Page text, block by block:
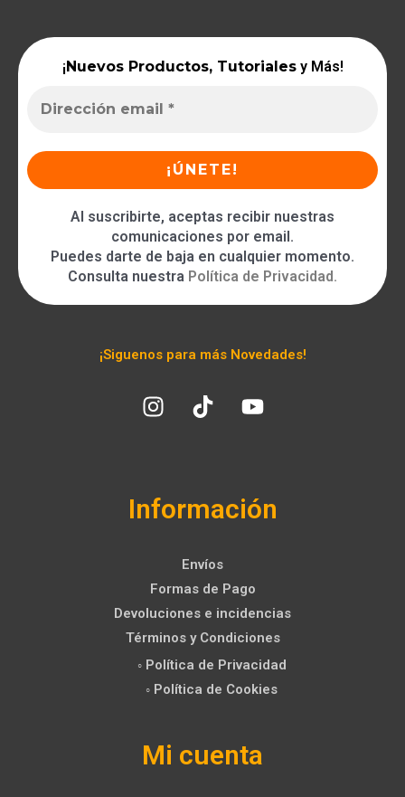
¡ Nuevos Productos, Tutorialesy Más!
Al suscribirte, aceptas recibir nuestras
comunicaciones por email.
Puedes darte de baja en cualquier momento.
Consulta nuestra Política de Privacidad .
¡Siguenos para más Novedades!
Información
Envíos
Formas de Pago
Devoluciones e incidencias
Términos y Condiciones
◦ Política de Privacidad
◦ Política de Cookies
Mi cuenta